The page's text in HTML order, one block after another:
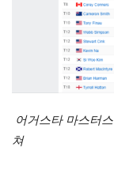
어거스타 마스터
쳐